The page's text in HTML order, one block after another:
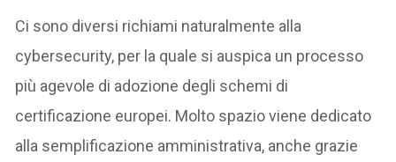
Ci sono diversi richiami naturalmente alla
cybersecurity, per la quale si auspica un processo
più agevole di adozione degli schemi di
certificazione europei. Molto spazio viene dedicato
alla semplificazione amministrativa, anche grazie